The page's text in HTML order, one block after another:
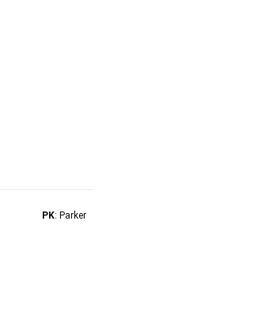
PK: Parker